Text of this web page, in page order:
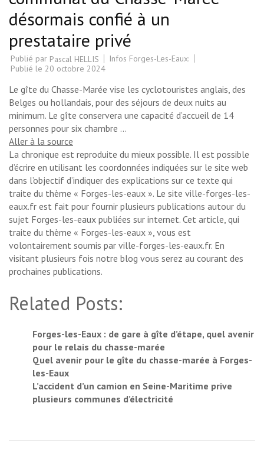
désormais confié à un
prestataire privé
Publié par Pascal HELLIS
Infos Forges-Les-Eaux:
Publié le 20 octobre 2024
Le gîte du Chasse-Marée vise les cyclotouristes anglais, des
Belges ou hollandais, pour des séjours de deux nuits au
minimum. Le gîte conservera une capacité d’accueil de 14
personnes pour six chambre …
Aller à la source
La chronique est reproduite du mieux possible. Il est possible
d’écrire en utilisant les coordonnées indiquées sur le site web
dans l’objectif d’indiquer des explications sur ce texte qui
traite du thème « Forges-les-eaux ». Le site ville-forges-les-
eaux.fr est fait pour fournir plusieurs publications autour du
sujet Forges-les-eaux publiées sur internet. Cet article, qui
traite du thème « Forges-les-eaux », vous est
volontairement soumis par ville-forges-les-eaux.fr. En
visitant plusieurs fois notre blog vous serez au courant des
prochaines publications.
Related Posts:
Forges-les-Eaux : de gare à gîte d’étape, quel avenir
pour le relais du chasse-marée
Quel avenir pour le gîte du chasse-marée à Forges-
les-Eaux
L’accident d’un camion en Seine-Maritime prive
plusieurs communes d’électricité